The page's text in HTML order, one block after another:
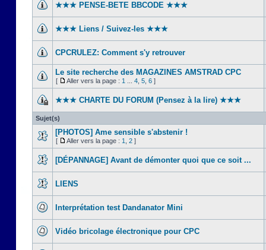
★★★ PENSE-BETE BBCODE ★★★
★★★ Liens / Suivez-les ★★★
CPCRULEZ: Comment s'y retrouver‎
Le site recherche des MAGAZINES AMSTRAD CPC
[ Aller vers la page : 1 4 5 6 ]
★★★ CHARTE DU FORUM (Pensez à la lire) ★★★
Sujet(s)
[PHOTOS] Ame sensible s'abstenir !
[ Aller vers la page : 1 2 ]
[DÉPANNAGE] Avant de démonter quoi que ce soit ...
LIENS
Interprétation test Dandanator Mini
Vidéo bricolage électronique pour CPC